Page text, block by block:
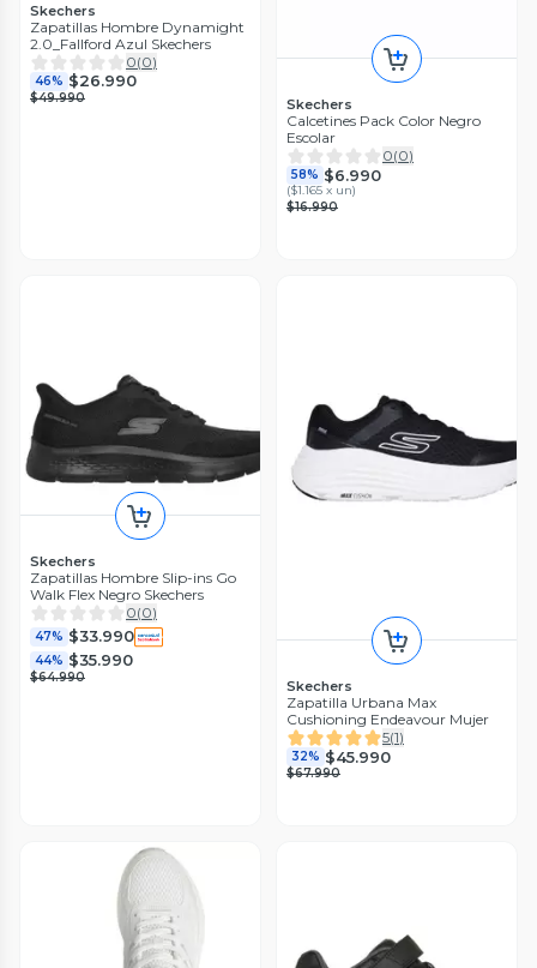
Skechers
Zapatillas Hombre Dynamight
2.0_Fallford Azul Skechers
0(0)
46% $26.990
$49.990 Skechers
Calcetines Pack Color Negro
Escolar
0(0)
58% $6.990
($1.165 x un)
$16.990
Skechers
Zapatillas Hombre Slip-ins Go
Walk Flex Negro Skechers
0(0)
47% $33.990
44% $35.990
$64.990
Skechers
Zapatilla Urbana Max
Cushioning Endeavour Mujer
5(1)
32% $45.990
$67.990